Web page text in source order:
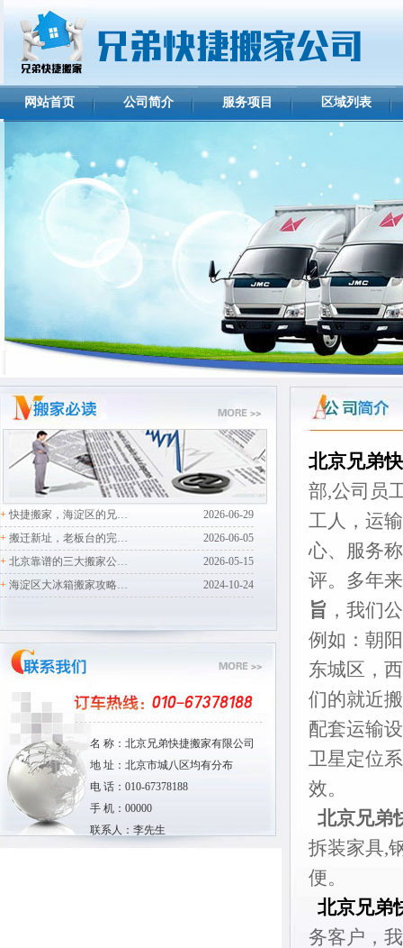
网站首页 公司简介 服务项目 区域列表
2026-06-29
+快捷搬家，海淀区的兄…
2026-06-05
+ 搬迁新址，老板台的完…
2026-05-15
+ 北京靠谱的三大搬家公…
2024-10-24
+ 海淀区大冰箱搬家攻略…
名 称：北京兄弟快捷搬家有限公司
地 址：北京市城八区均有分布
电 话：010-67378188
手 机：00000
联系人：李先生
北京兄弟
部,公司员
工人，运
心、服务
评。多年
旨 ，我们
例如：朝
东城区，
们的就近
配套运输
卫星定位
效。
北京兄弟
拆装家具,
便。
北京兄弟
务客户，